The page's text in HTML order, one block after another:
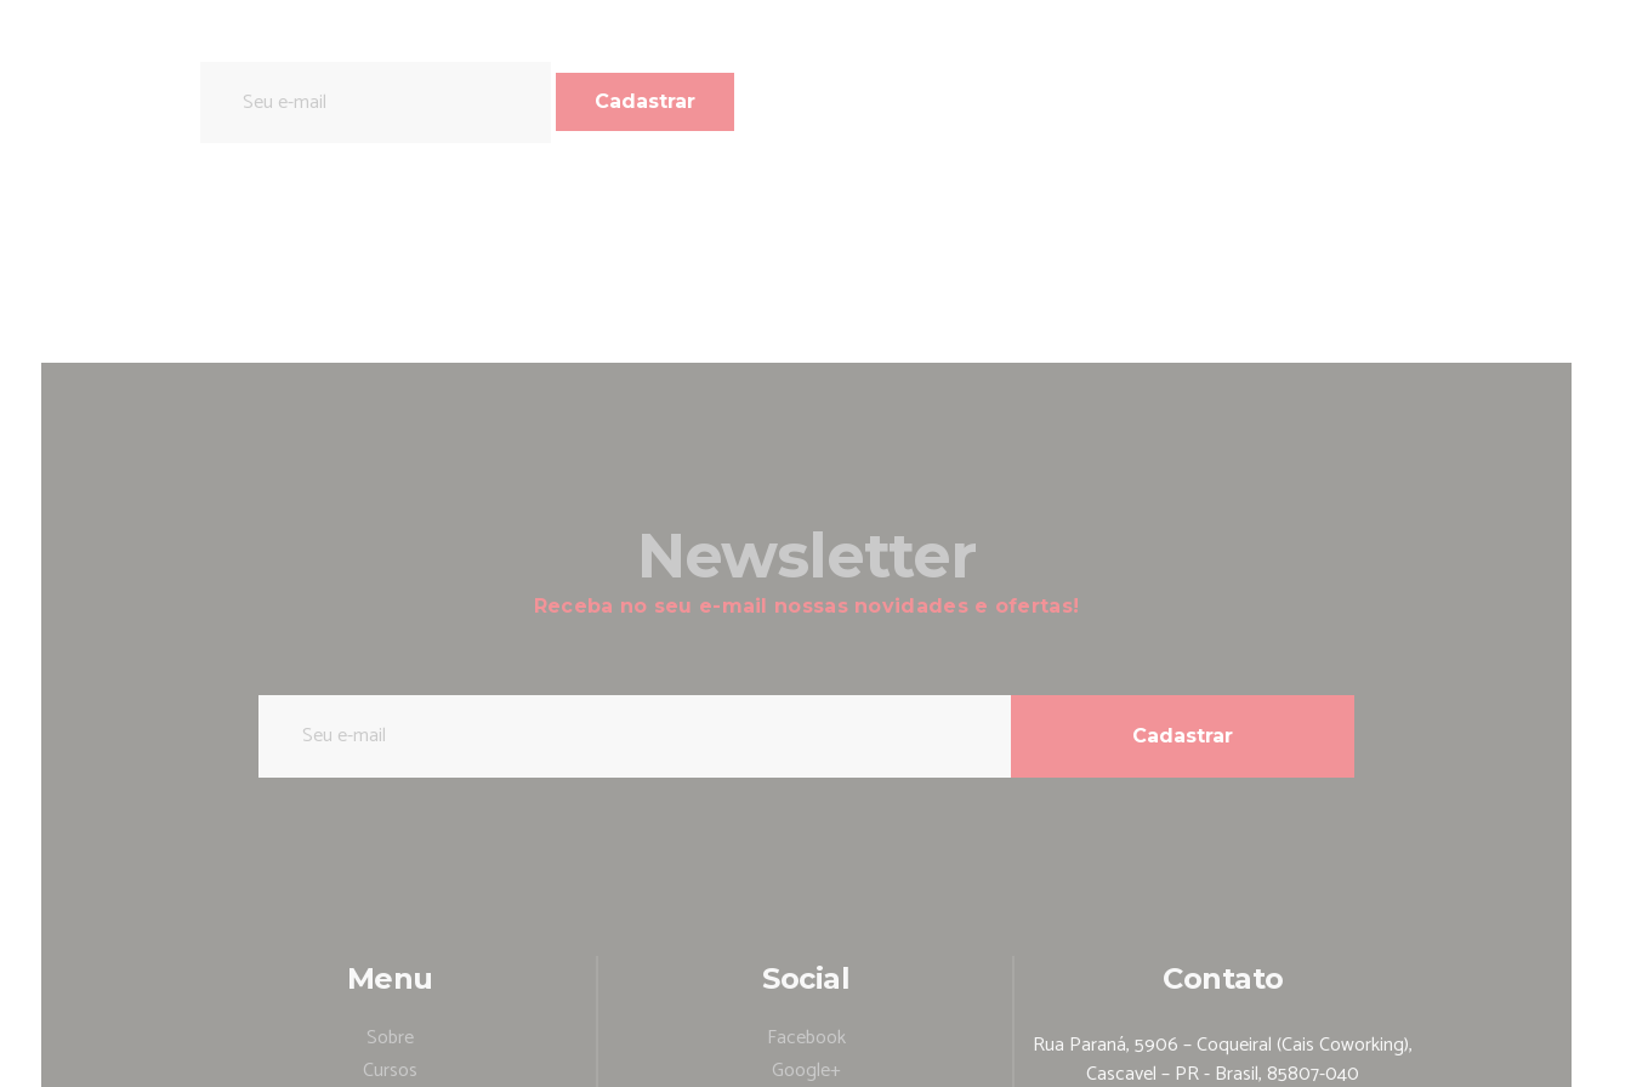
Newsletter
Receba no seu e-mail nossas novidades e ofertas!
Menu
Sobre
Cursos
Social
Facebook
Google+
Contato
Rua Paraná, 5906 – Coqueiral (Cais Coworking),
Cascavel – PR - Brasil, 85807-040